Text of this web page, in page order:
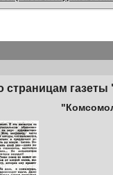
страницам